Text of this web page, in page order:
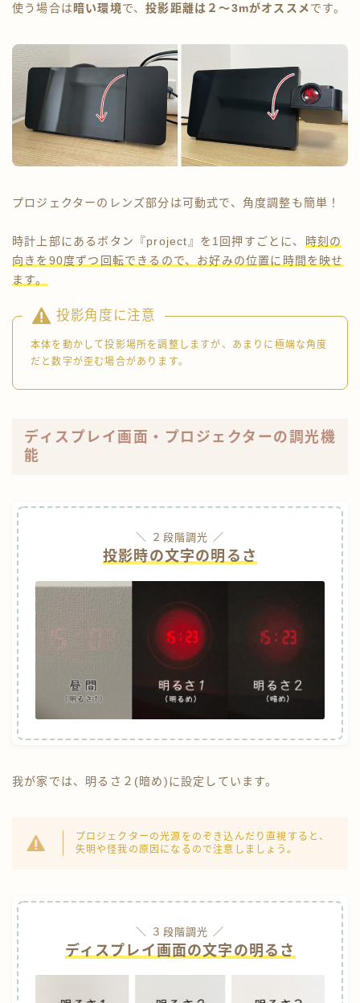
使う場合は 暗い環境で、投影距離は２～3mがオススメです。
プロジェクターのレンズ部分は可動式で、角度調整も簡単！
時計上部にあるボタン『project』を1回押すごとに、
時刻の
向きを90度ずつ回転できるので、お好みの位置に時間を映せ
ます。
投影角度に注意
本体を動かして投影場所を調整しますが、あまりに極端な角度
だと数字が歪む場合があります。
ディスプレイ画面・プロジェクターの調光機
能
＼ ２段階調光 ／
投影時の文字の明るさ
我が家では、明るさ２(暗め)に設定しています。
プロジェクターの光源をのぞき込んだり直視すると、
失明や怪我の原因になるので注意しましょう。
＼ ３段階調光 ／
ディスプレイ画面の文字の明るさ